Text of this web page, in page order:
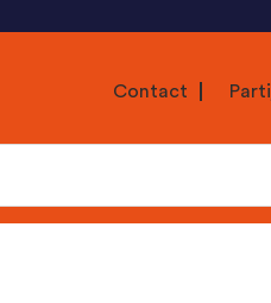
Contact